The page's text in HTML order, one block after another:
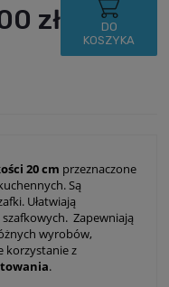
zł
DO
KOSZYKA
20 cm przeznaczone
Są
Ułatwiają
Zapewniają
wyrobów,
korzystanie z
.